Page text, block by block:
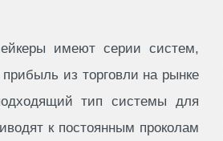
имеют серии систем,
из торговли на рынке
тип системы для
к постоянным проколам